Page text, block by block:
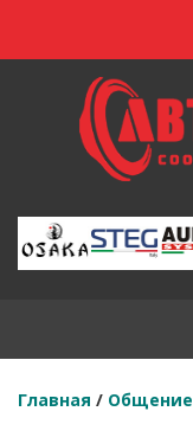
Главная / Общение